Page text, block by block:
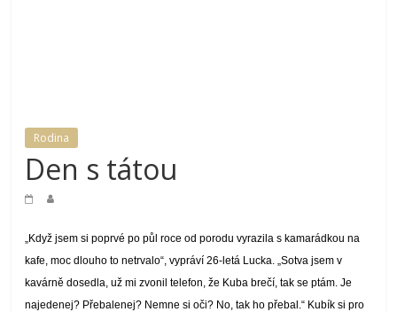
Rodina
Den s tátou
„Když jsem si poprvé po půl roce od porodu vyrazila s kamarádkou na
kafe, moc dlouho to netrvalo“, vypráví 26-letá Lucka. „Sotva jsem v
kavárně dosedla, už mi zvonil telefon, že Kuba brečí, tak se ptám. Je
najedenej? Přebalenej? Nemne si oči? No, tak ho přebal.“ Kubík si pro